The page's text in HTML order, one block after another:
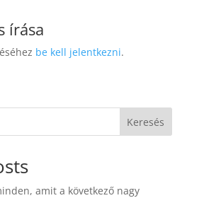
írása
be kell jelentkezni.
Keresés
amit a következő nagy